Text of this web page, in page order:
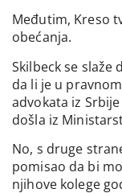
Međutim, Kreso
obećanja.
Skilbeck se
da li je u
advokata iz
došla iz
No, s druge
pomisao da bi
njihove kolege